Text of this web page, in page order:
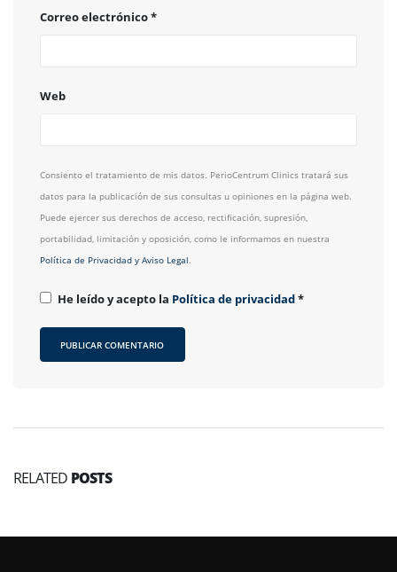
Correo electrónico*
Web
Consiento el tratamiento de mis datos. PerioCentrum Clinics tratará sus
datos para la publicación de sus consultas u opiniones en la página web.
Puede ejercer sus derechos de acceso, rectificación, supresión,
portabilidad, limitación y oposición, como le informamos en nuestra
Política de Privacidad y Aviso Legal.
He leído y acepto la Política de privacidad*
RELATED POSTS